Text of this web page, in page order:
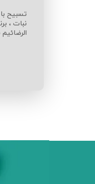
​​​​​​​تسبیح
نبات ،
الرضائیم